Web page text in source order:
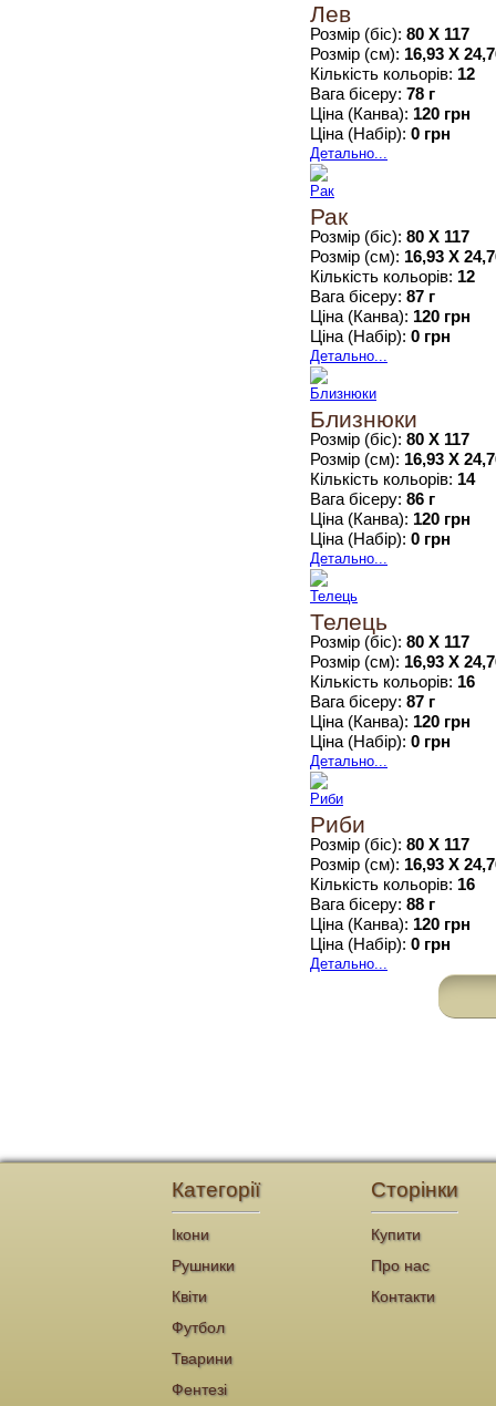
Лев
Розмір (біс): 80 Х 117
Розмір (см): 16,93 Х
Кількість кольорів: 12
Вага бісеру: 78 г
Ціна (Канва): 120 грн
Ціна (Набір): 0 грн
Детально...
Рак
Розмір (біс): 80 Х 117
Розмір (см): 16,93 Х
Кількість кольорів: 12
Вага бісеру: 87 г
Ціна (Канва): 120 грн
Ціна (Набір): 0 грн
Детально...
Близнюки
Розмір (біс): 80 Х 117
Розмір (см): 16,93 Х
Кількість кольорів: 14
Вага бісеру: 86 г
Ціна (Канва): 120 грн
Ціна (Набір): 0 грн
Детально...
Телець
Розмір (біс): 80 Х 117
Розмір (см): 16,93 Х
Кількість кольорів: 16
Вага бісеру: 87 г
Ціна (Канва): 120 грн
Ціна (Набір): 0 грн
Детально...
Риби
Розмір (біс): 80 Х 117
Розмір (см): 16,93 Х
Кількість кольорів: 16
Вага бісеру: 88 г
Ціна (Канва): 120 грн
Ціна (Набір): 0 грн
Детально...
Сторінки
Купити
Про нас
Контакти
Категорії
Ікони
Рушники
Квіти
Футбол
Тварини
Фентезі